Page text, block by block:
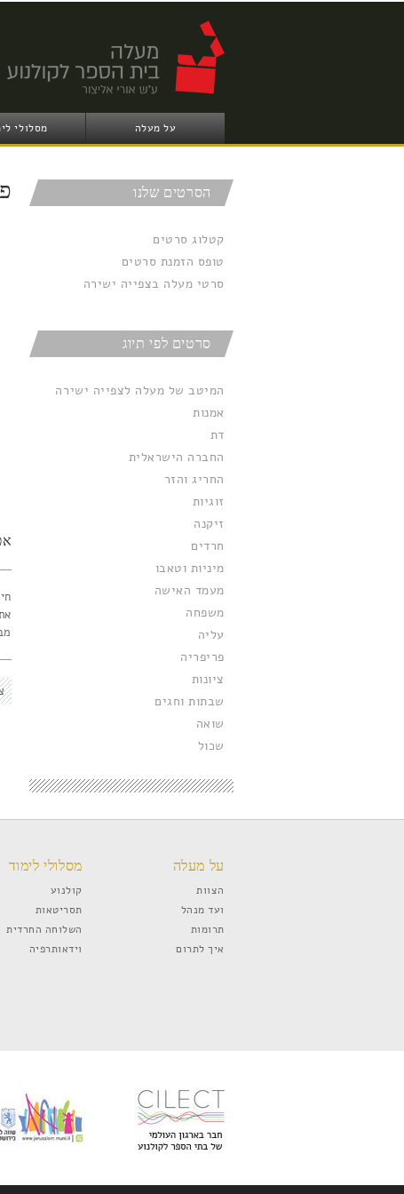
על מעלה מסלולי
הסרטים שלנו
קטלוג סרטים
טופס הזמנת סרטים
סרטי מעלה בצפייה ישירה
סרטים לפי תיוג
המיטב של מעלה לצפייה ישירה
אמנות
דת
החברה הישראלית
החריג והזר
זוגיות
זיקנה
חרדים
מיניות וטאבו
מעמד האישה
משפחה
עליה
פריפריה
ציונות
שבתות וחגים
שואה
שכול
על מעלה
הצוות
ועד מנהל
תרומות
איך לתרום
מסלולי לימוד
קולנוע
תסריטאות
השלוחה החרדית
וידאותרפיה